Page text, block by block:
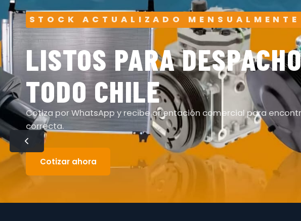
STOCK ACTUALIZADO MENSUALMENTE
LISTOS PARA
TODO CHILE
Cotiza por WhatsApp y recibe orientación comercial para
correcta.
Cotizar ahora